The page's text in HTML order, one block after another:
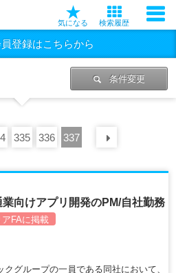
気になる 検索履歴
登録はこちらから
条件変更
件 335 336 337
業向けアプリ開発のPM/自社勤務
アFAに掲載
グループの一員である同社において、